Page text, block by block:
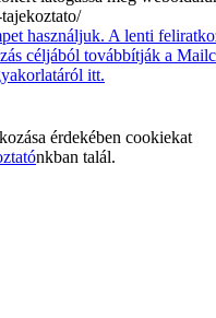
használjuk. A lenti
céljából továbbítják a
itt.
érdekében cookiekat
nkban talál.